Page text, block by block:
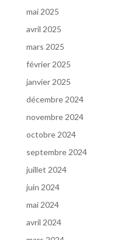
mai 2025
avril 2025
mars 2025
février 2025
janvier 2025
décembre 2024
novembre 2024
octobre 2024
septembre 2024
juillet 2024
juin 2024
mai 2024
avril 2024